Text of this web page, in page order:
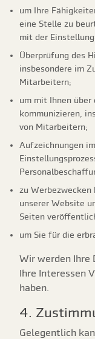
um Ihre
eine Stelle zu
mit der
Überprüfung des
insbesondere im
Mitarbeitern;
um mit Ihnen über
kommunizieren,
von Mitarbeitern;
Aufzeichnungen
zu
unserer Website
Seiten
um Sie für die
Wir werden Ihre
Ihre Interessen
haben.
4.
Gelegentlich